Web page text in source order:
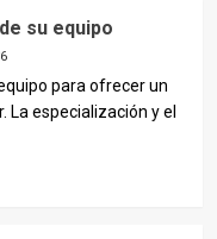
su equipo
para ofrecer un
especialización y el